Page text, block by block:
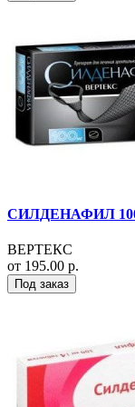
СИЛДЕНАФИЛ
ВЕРТЕКС
от 195.00 р.
Под заказ